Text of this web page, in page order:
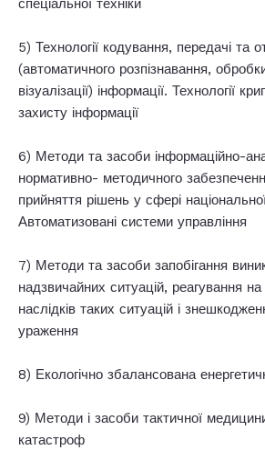
спеціальної техніки
5) Технології кодування, передачі та
(автоматичного розпізнавання,
візуалізації) інформації. Технології
захисту інформації
6) Методи та засоби інформаційно-
нормативно- методичного
прийняття рішень у сфері
Автоматизовані системи управління
7) Методи та засоби запобігання
надзвичайних ситуацій, реагування на
наслідків таких ситуацій і
ураження
8) Екологічно збалансована
9) Методи і засоби тактичної
катастроф